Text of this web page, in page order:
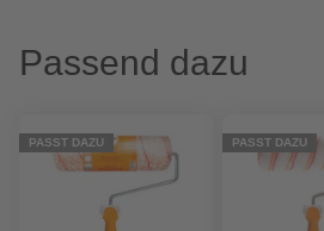
Passend dazu
PASST DAZU PASST DAZU